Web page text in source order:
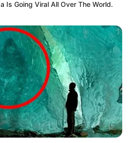
todas las noticias que le
Para estar bien informado, por
las notificaciones de Alerta.
Is Going Viral All Over The World.